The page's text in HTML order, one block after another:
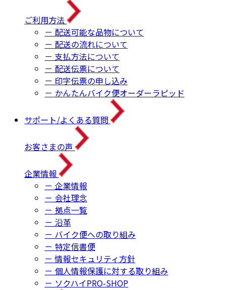
ご利用方法
－ 配送可能な品物について
－ 配送の流れについて
－ 支払方法について
－ 配送伝票について
－ 印字伝票の申し込み
－ かんたんバイク便オーダーラピッド
サポート/よくある質問
お客さまの声
企業情報
－ 企業情報
－ 会社理念
－ 拠点一覧
－ 沿革
－ バイク便への取り組み
－ 特定信書便
－ 情報セキュリティ方針
－ 個人情報保護に対する取り組み
－ ソクハイPRO-SHOP